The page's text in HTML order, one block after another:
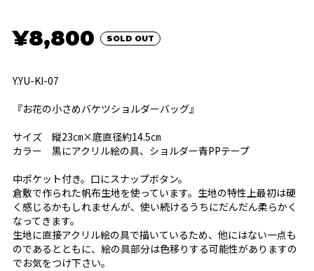
¥8,800 SOLD OUT
Y.YU-KI-07
『お花の小さめバケツショルダーバッグ』
サイズ 縦23㎝×底直径約14.5㎝
カラー 黒にアクリル絵の具、ショルダー青PPテープ
中ポケット付き。口にスナップボタン。
倉敷で作られた帆布生地を使っています。生地の特性上最初は硬
く感じるかもしれませんが、使い続けるうちにだんだん柔らかく
なってきます。
生地に直接アクリル絵の具で描いているため、他にはない一点も
のであるとともに、絵の具部分は色移りする可能性がありますの
でお気をつけ下さい。